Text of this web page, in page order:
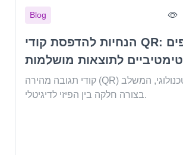
Blog
הנחיות להדפסת קודי QR: טיפים
לתוצאות מושלמות
קודי תגובה מהירה (QR) מייצגים גשר טכנולוגי, המשלב
בצורה חלקה בין הפיזי לדיגיטלי.
Previous